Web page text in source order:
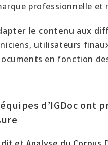
professionnelle et
le contenu aux
utilisateurs
en fonction
équipes d’IGDoc ont